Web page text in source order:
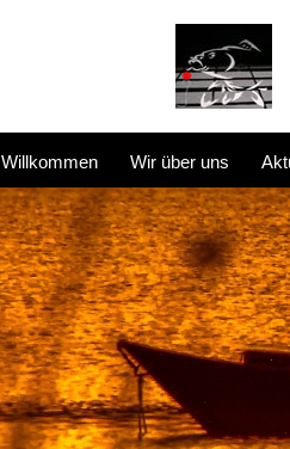
Willkommen Wir über uns